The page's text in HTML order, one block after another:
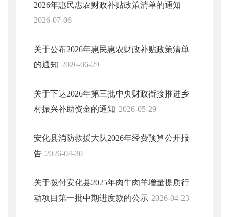
2026年惠民惠农财政补贴政策清单的通知
2026-07-06
关于公布2026年惠民惠农财政补贴政策清单
的通知 2026-06-29
关于下达2026年第三批中央财政衔接推进乡
村振兴补助资金的通知 2026-05-29
安化县消防救援大队2026年经费预算公开报
告 2026-04-30
关于拨付安化县2025年肉牛肉羊增量提质行
动项目第一批中期进度款的公示 2026-04-23